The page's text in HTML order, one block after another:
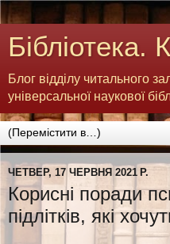
Бібліотека.
Блог відділу читального
універсальної наукової
ЧЕТВЕР, 17 ЧЕРВНЯ 2021 Р.
Корисні поради
підлітків, які